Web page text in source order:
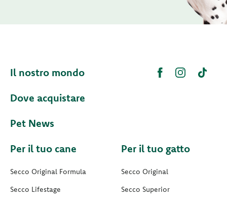
Il nostro mondo
Dove acquistare
Pet News
Per il tuo cane
Secco Original Formula
Secco Lifestage
Per il tuo gatto
Secco Original
Secco Superior